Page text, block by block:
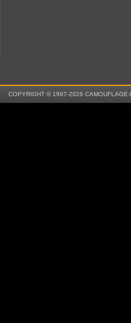
COPYRIGHT © 1997-2026 CAMOUFLAGE-